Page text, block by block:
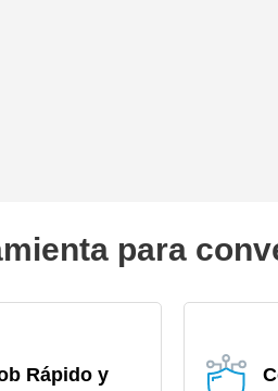
para
Rápido y